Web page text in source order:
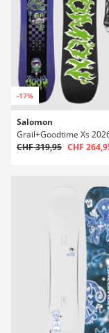
-17%
Salomon
CHF 319,95 CHF